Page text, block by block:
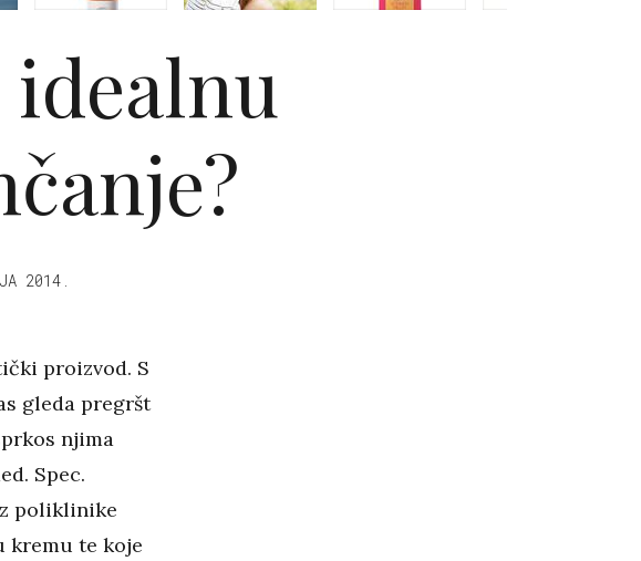
2014.
proizvod. S
gleda pregršt
njima
Spec.
poliklinike
kremu te koje